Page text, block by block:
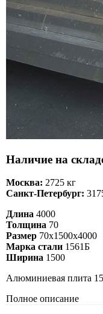
Наличие на
Москва: 2725 кг
Санкт-Петербург:
Длина 4000
Толщина 70
Размер 70х1500х4000
Марка стали 1561Б
Ширина 1500
Алюминиевая плита
Полное описание